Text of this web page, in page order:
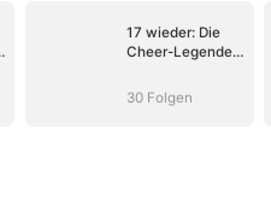
17 wieder: Die
Cheer-Legende
Tochter
30 Folgen